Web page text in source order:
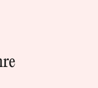
wir
und